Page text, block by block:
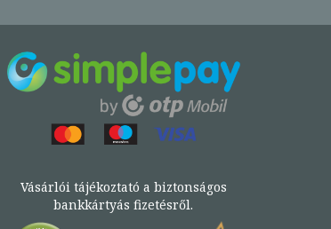
Vásárlói tájékoztató a biztonságos
bankkártyás fizetésről.